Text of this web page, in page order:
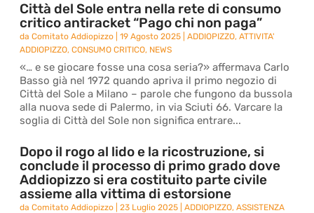
Città del Sole entra nella rete di consumo
critico antiracket “Pago chi non paga”
daComitato Addiopizzo |19 Agosto 2025 |ADDIOPIZZO,ATTIVITA'
ADDIOPIZZO,CONSUMO CRITICO, NEWS
«… e se giocare fosse una cosa seria?» affermava Carlo
Basso già nel 1972 quando apriva il primo negozio di
Città del Sole a Milano – parole che fungono da bussola
alla nuova sede di Palermo, in via Sciuti 66. Varcare la
soglia di Città del Sole non significa entrare...
Dopo il rogo al lido e la ricostruzione, si
conclude il processo di primo grado dove
Addiopizzo si era costituito parte civile
assieme alla vittima di estorsione
daComitato Addiopizzo |23 Luglio 2025 |ADDIOPIZZO,ASSISTENZA